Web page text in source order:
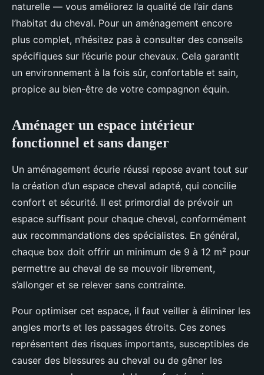
naturelle — vous améliorez la qualité de l’air dans
l’habitat du cheval. Pour un aménagement encore
plus complet, n’hésitez pas à consulter des conseils
spécifiques sur l’écurie pour chevaux. Cela garantit
un environnement à la fois sûr, confortable et sain,
propice au bien-être de votre compagnon équin.
Aménager un espace intérieur
fonctionnel et sans danger
Un aménagement écurie réussi repose avant tout sur
la création d’un espace cheval adapté, qui concilie
confort et sécurité. Il est primordial de prévoir un
espace suffisant pour chaque cheval, conformément
aux recommandations des spécialistes. En général,
chaque box doit offrir un minimum de 9 à 12 m² pour
permettre au cheval de se mouvoir librement,
s’allonger et se relever sans contrainte.
Pour optimiser cet espace, il faut veiller à éliminer les
angles morts et les passages étroits. Ces zones
représentent des risques importants, susceptibles de
causer des blessures au cheval ou de gêner les